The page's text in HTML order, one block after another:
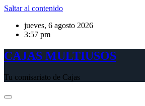
Saltar al contenido
jueves, 6 agosto 2026
3:57 pm
CAJAS MULTIUSOS
Tu comisariato de Cajas